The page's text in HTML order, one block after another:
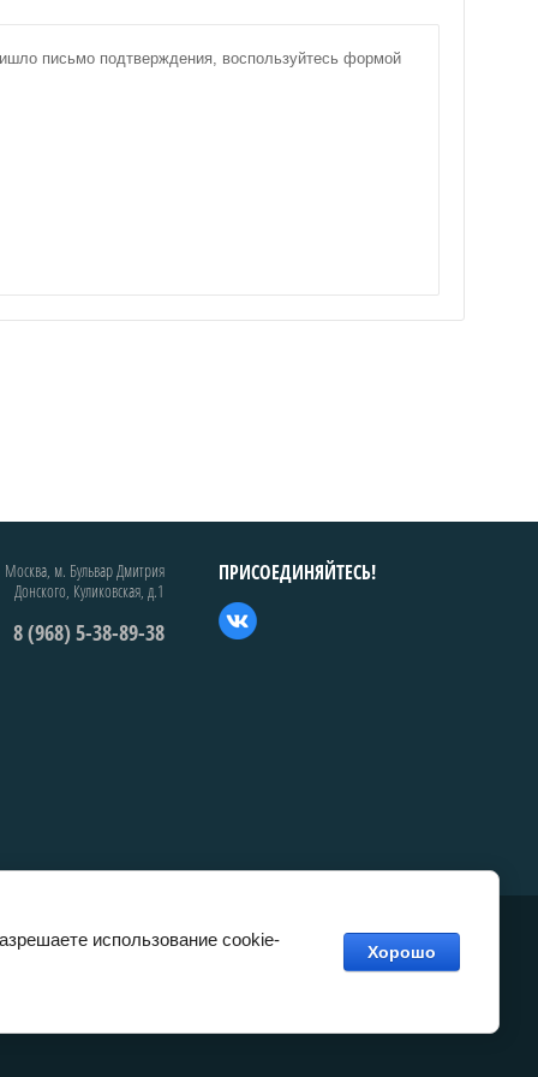
письмо подтверждения, воспользуйтесь формой
Москва, м. Бульвар Дмитрия
Донского, Куликовская, д.1
8 (968) 5-38-89-38
ПРИСОЕДИНЯЙТЕСЬ!
использование cookie-
Хорошо